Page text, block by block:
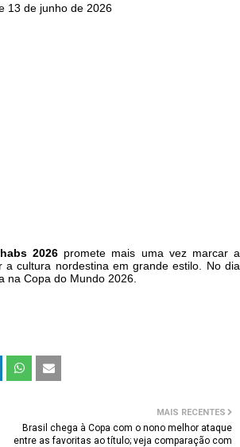
13 de junho de 2026
2026 promete mais uma vez marcar a
cultura nordestina em grande estilo. No dia
na Copa do Mundo 2026.
MAIS RECENTES
Brasil chega à Copa com o nono melhor ataque
entre as favoritas ao título; veja comparação com